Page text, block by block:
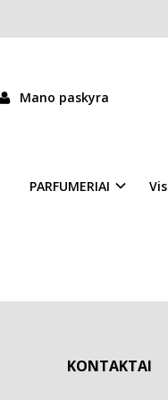
Mano paskyra
PARFUMERIAI
KONTAKTAI